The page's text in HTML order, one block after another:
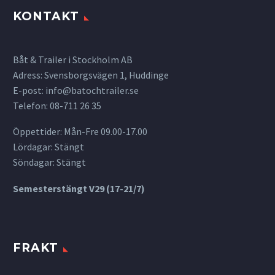
KONTAKT
Båt & Trailer i Stockholm AB
Adress: Svensborgsvägen 1, Huddinge
E-post: info@batochtrailer.se
Telefon: 08-711 26 35
Öppettider: Mån-Fre 09.00-17.00
Lördagar: Stängt
Söndagar: Stängt
Semesterstängt V29 (17-21/7)
FRAKT